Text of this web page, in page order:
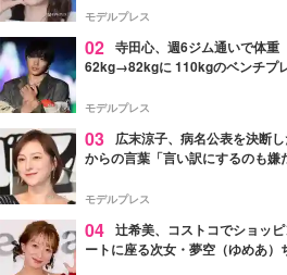
モデルプレス
02 寺田心、週6ジム通いで体重
62kg→82kgに 110kgのベンチプ
「かっこいい」と反響
モデルプレス
03
広末涼子、病名公表を決断
からの言葉「言い訳にするのも嫌
モデルプレス
04 辻希美、コストコでショッ
ートに座る次女・夢空（ゆめあ）